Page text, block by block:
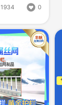
1507
1934 0